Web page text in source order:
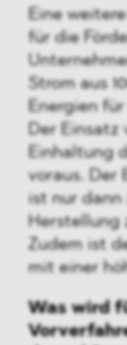
Eine
für die
Strom aus
Energien
Der Einsatz
Einhaltung
voraus. Der
ist nur dann
Herstellung
Zudem ist
mit einer
Was wird